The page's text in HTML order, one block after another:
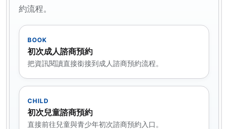
約流程。
BOOK
初次成人諮商預約
把資訊閱讀直接銜接到成人諮商預約流程。
CHILD
初次兒童諮商預約
直接前往兒童與青少年初次諮商預約入口。